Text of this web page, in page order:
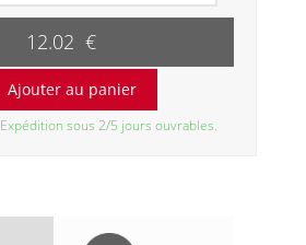
12.02 €
Expédition sous 2/5 jours ouvrables.